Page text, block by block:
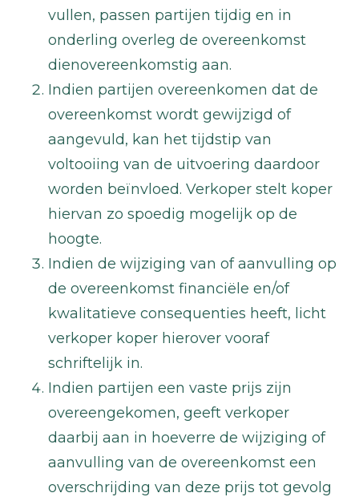
vullen, passen partijen tijdig en in
onderling overleg de overeenkomst
dienovereenkomstig aan.
Indien partijen overeenkomen dat de
overeenkomst wordt gewijzigd of
aangevuld, kan het tijdstip van
voltooiing van de uitvoering daardoor
worden beïnvloed. Verkoper stelt koper
hiervan zo spoedig mogelijk op de
hoogte.
Indien de wijziging van of aanvulling op
de overeenkomst financiële en/of
kwalitatieve consequenties heeft, licht
verkoper koper hierover vooraf
schriftelijk in.
Indien partijen een vaste prijs zijn
overeengekomen, geeft verkoper
daarbij aan in hoeverre de wijziging of
aanvulling van de overeenkomst een
overschrijding van deze prijs tot gevolg